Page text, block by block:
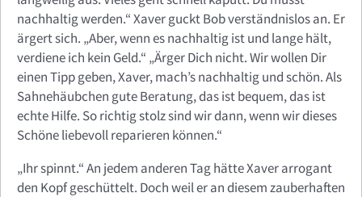
nachhaltig werden.“ Xaver guckt Bob verständnislos an. Er
ärgert sich. „Aber, wenn es nachhaltig ist und lange hält,
verdiene ich kein Geld.“ „Ärger Dich nicht. Wir wollen Dir
einen Tipp geben, Xaver, mach’s nachhaltig und schön. Als
Sahnehäubchen gute Beratung, das ist bequem, das ist
echte Hilfe. So richtig stolz sind wir dann, wenn wir dieses
Schöne liebevoll reparieren können.“
„Ihr spinnt.“ An jedem anderen Tag hätte Xaver arrogant
den Kopf geschüttelt. Doch weil er an diesem zauberhaften